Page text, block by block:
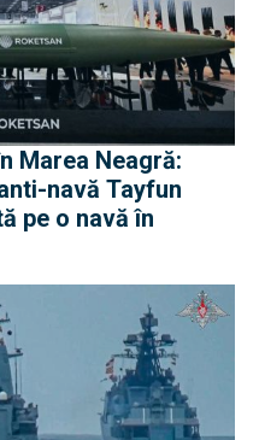
Marea Neagră:
navă Tayfun
pe o navă în